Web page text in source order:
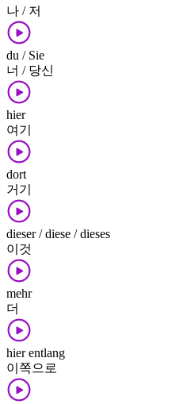
나 / 저
du / Sie
너 / 당신
hier
여기
dort
거기
dieser / diese / dieses
이것
mehr
더
hier entlang
이쪽으로